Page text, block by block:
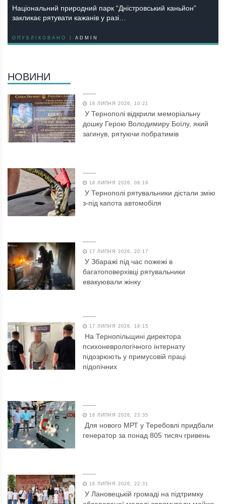
Національний природний парк “Дністровський каньйон”
закликає рятувати кажанів у разі…
ОПУБЛІКОВАНО | ADMIN
НОВИНИ
18 ЛИПНЯ 2026, 10:21
У Тернополі відкрили меморіальну
дошку Герою Володимиру Боїлу, який
загинув, рятуючи побратимів
18 ЛИПНЯ 2026, 06:19
У Тернополі рятувальники дістали змію
з-під капота автомобіля
17 ЛИПНЯ 2026, 20:17
У Збаражі під час пожежі в
багатоповерхівці рятувальники
евакуювали жінку
17 ЛИПНЯ 2026, 18:15
На Тернопільщині директора
психоневрологічного інтернату
підозрюють у примусовій праці
підопічних
16 ЛИПНЯ 2026, 23:35
Для нового МРТ у Теребовлі придбали
генератор за понад 805 тисяч гривень
16 ЛИПНЯ 2026, 22:31
У Лановецькій громаді на підтримку